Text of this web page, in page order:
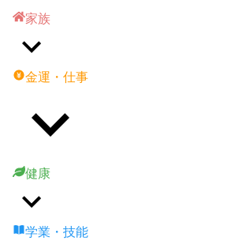
家族
金運・仕事
健康
学業・技能